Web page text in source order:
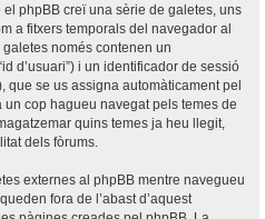
el phpBB creï una sèrie de galetes, uns
a fitxers temporals del navegador al
només contenen un
d’usuari”) i un identificador de sessió
que se us assigna automàticament pel
cop hagueu navegat pels temes de
quins temes ja heu llegit,
dels fòrums.
externes al phpBB mentre navegueu
fora de l’abast d’aquest